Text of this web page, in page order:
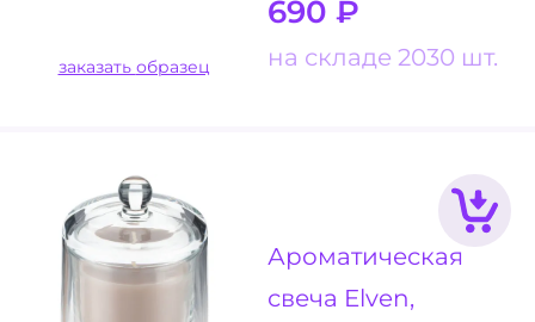
690 ₽
на складе 2030 шт.
заказать образец
Ароматическая
свеча Elven,